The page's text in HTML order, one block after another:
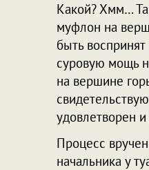
Какой? Хмм…
муфлон на
быть
суровую мощь
на вершине
удовлетворен
Процесс
начальника у